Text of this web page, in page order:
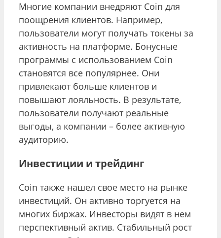
Многие компании внедряют Coin для
поощрения клиентов. Например,
пользователи могут получать токены за
активность на платформе. Бонусные
программы с использованием Coin
становятся все популярнее. Они
привлекают больше клиентов и
повышают лояльность. В результате,
пользователи получают реальные
выгоды, а компании – более активную
аудиторию.
Инвестиции и трейдинг
Coin также нашел свое место на рынке
инвестиций. Он активно торгуется на
многих биржах. Инвесторы видят в нем
перспективный актив. Стабильный рост